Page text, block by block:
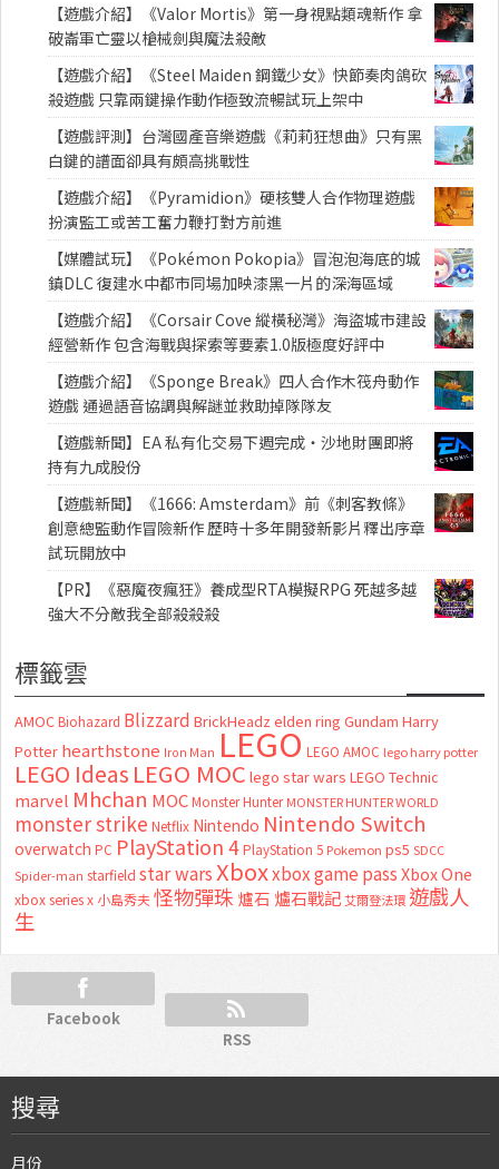
【遊戲介紹】《Valor Mortis》第一身視點類魂新作 拿
破崙軍亡靈以槍械劍與魔法殺敵
【遊戲介紹】《Steel Maiden 鋼鐵少女》快節奏肉鴿砍
殺遊戲 只靠兩鍵操作動作極致流暢試玩上架中
【遊戲評測】台灣國產音樂遊戲《莉莉狂想曲》只有黑
白鍵的譜面卻具有頗高挑戰性
【遊戲介紹】《Pyramidion》硬核雙人合作物理遊戲
扮演監工或苦工奮力鞭打對方前進
【媒體試玩】《Pokémon Pokopia》冒泡泡海底的城
鎮DLC 復建水中都市同場加映漆黑一片的深海區域
【遊戲介紹】《Corsair Cove 縱橫秘灣》海盜城市建設
經營新作 包含海戰與探索等要素1.0版極度好評中
【遊戲介紹】《Sponge Break》四人合作木筏舟動作
遊戲 通過語音協調與解謎並救助掉隊隊友
【遊戲新聞】EA 私有化交易下週完成・沙地財團即將
持有九成股份
【遊戲新聞】《1666: Amsterdam》前《刺客教條》
創意總監動作冒險新作 歷時十多年開發新影片釋出序章
試玩開放中
【PR】《惡魔夜瘋狂》養成型RTA模擬RPG 死越多越
強大不分敵我全部殺殺殺
標籤雲
AMOC Biohazard Blizzard BrickHeadz elden ring Gundam Harry
Potter hearthstone Iron Man LEGO LEGO AMOC lego harry potter
LEGO Ideas LEGO MOC lego star wars LEGO Technic
marvel Mhchan MOC Monster Hunter MONSTER HUNTER WORLD
monster strike Netflix Nintendo Nintendo Switch
overwatch PC PlayStation 4 PlayStation 5 Pokemon ps5 SDCC
Spider-man starfield star warsXboxxbox game passXbox One
xbox series x 小島秀夫怪物彈珠 爐石 爐石戰記艾爾登法環 遊戲人
生
Facebook
RSS
搜尋
月份